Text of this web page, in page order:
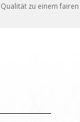
zu einem fairen